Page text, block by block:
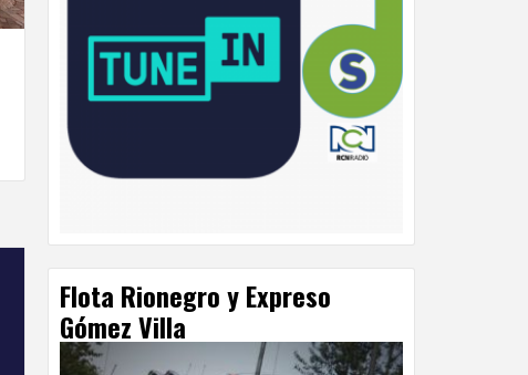
Flota Rionegro y Expreso
Gómez Villa